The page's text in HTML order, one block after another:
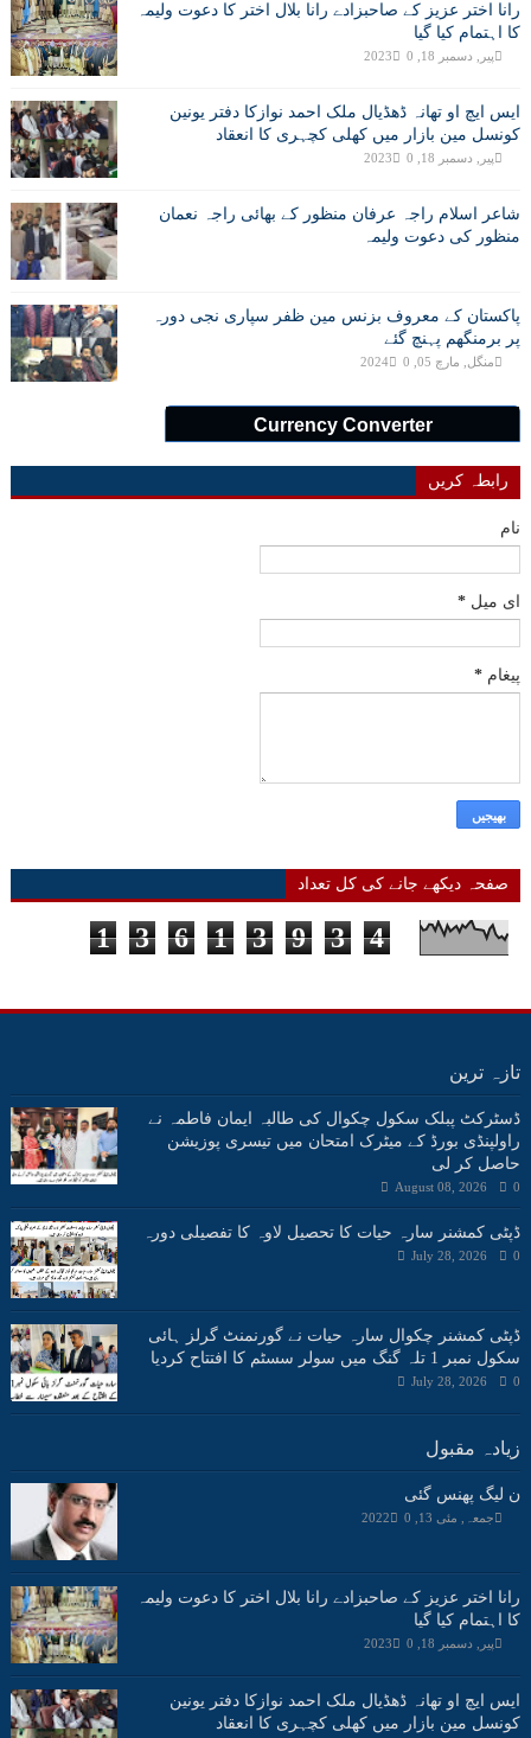
رانا اختر عزیز کے صاحبزادے رانا بلال اختر کا دعوت ولیمہ
کا اہتمام کیا گیا
پیر, دسمبر 18, 2023 0
ایس ایچ او تھانہ ڈھڈیال ملک احمد نوازکا دفتر یونین
کونسل مین بازار میں کھلی کچہری کا انعقاد
پیر, دسمبر 18, 2023 0
شاعر اسلام راجہ عرفان منظور کے بھائی راجہ نعمان
منظور کی دعوت ولیمہ
پاکستان کے معروف بزنس مین ظفر سپاری نجی دورہ
پر برمنگھم پہنچ گئے
منگل, مارچ 05, 2024 0
Currency Converter
رابطہ کریں
نام
ای میل *
پیغام *
صفحہ دیکھے جانے کی کل تعداد
1 3 6 1 3 9 3 4
تازہ ترین
ڈسٹرکٹ پبلک سکول چکوال کی طالبہ ایمان فاطمہ نے
راولپنڈی بورڈ کے میٹرک امتحان میں تیسری پوزیشن
حاصل کر لی
August 08, 2026 0
ڈپٹی کمشنر سارہ حیات کا تحصیل لاوہ کا تفصیلی دورہ
July 28, 2026 0
ڈپٹی کمشنر چکوال سارہ حیات نے گورنمنٹ گرلز ہائی
سکول نمبر 1 تلہ گنگ میں سولر سسٹم کا افتتاح کردیا
July 28, 2026 0
زیادہ مقبول
ن لیگ پھنس گئی
جمعہ, مئی 13, 2022 0
رانا اختر عزیز کے صاحبزادے رانا بلال اختر کا دعوت ولیمہ
کا اہتمام کیا گیا
پیر, دسمبر 18, 2023 0
ایس ایچ او تھانہ ڈھڈیال ملک احمد نوازکا دفتر یونین
کونسل مین بازار میں کھلی کچہری کا انعقاد